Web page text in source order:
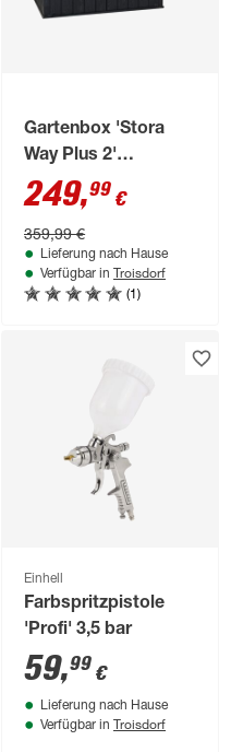
Gartenbox 'Stora
Way Plus 2'
Polypropylen
anthrazit 178 x 140 x
109 cm
249,99 €
359,99 €
Lieferung nach Hause
Verfügbar in Troisdorf
(1)
Einhell
Farbspritzpistole
'Profi' 3,5 bar
59,99 €
Lieferung nach Hause
Verfügbar in Troisdorf